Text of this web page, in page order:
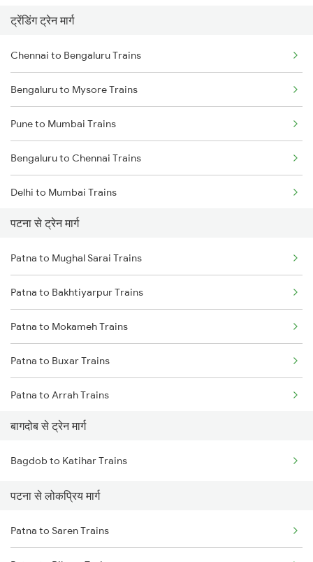
ट्रेंडिंग ट्रेन मार्ग
Chennai to Bengaluru Trains
Bengaluru to Mysore Trains
Pune to Mumbai Trains
Bengaluru to Chennai Trains
Delhi to Mumbai Trains
Mumbai to Pune Trains
Delhi to Jammu Trains
Mumbai to Delhi Trains
Mumbai to Goa Trains
Chennai to Coimbatore Trains
पटना से ट्रेन मार्ग
Patna to Mughal Sarai Trains
Patna to Bakhtiyarpur Trains
Patna to Mokameh Trains
Patna to Buxar Trains
Patna to Arrah Trains
Patna to Kiul Trains
Patna to Barh Trains
Patna to Maujipur Trains
Patna to Kanpur Trains
बागदोब से ट्रेन मार्ग
Bagdob to Katihar Trains
पटना से लोकप्रिय मार्ग
Patna to Saren Trains